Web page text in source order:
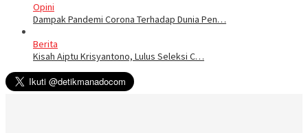
Opini
Dampak Pandemi Corona Terhadap Dunia Pen…
Berita
Kisah Aiptu Krisyantono, Lulus Seleksi C…